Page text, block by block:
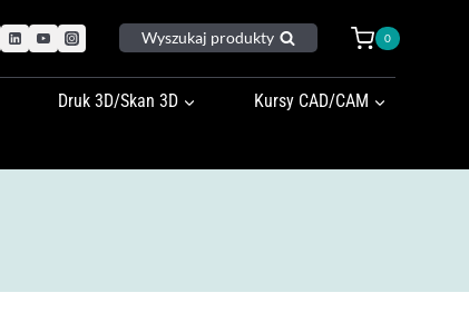
Wyszukaj produkty 0
Druk 3D/Skan 3D Kursy CAD/CAM